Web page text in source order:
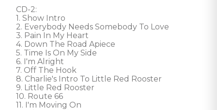
CD-2:
1. Show Intro
2. Everybody Needs Somebody To Love
3. Pain In My Heart
4. Down The Road Apiece
5. Time Is On My Side
6. I'm Alright
7. Off The Hook
8. Charlie's Intro To Little Red Rooster
9. Little Red Rooster
10. Route 66
11. I'm Moving On